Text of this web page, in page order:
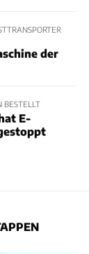
der
BESTELLT
E-